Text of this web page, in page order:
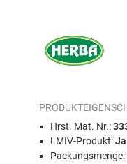
Hrst. Mat. Nr.:
LMIV-Produkt:Ja
Packungsmenge: